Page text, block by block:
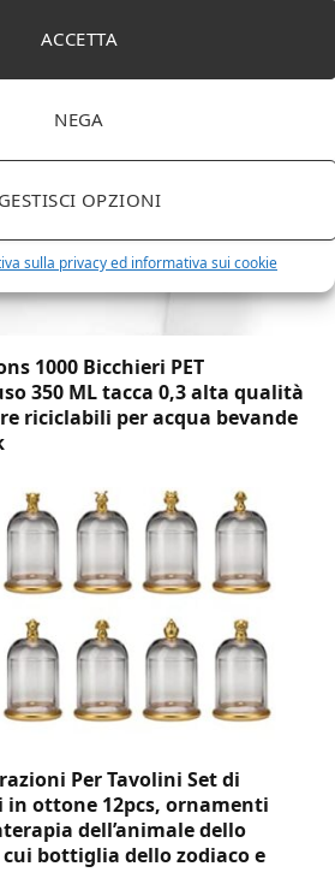
ACCETTA
NEGA
GESTISCI OPZIONI
sulla privacy ed informativa sui cookie
1000 Bicchieri PET
350 ML tacca 0,3 alta qualità
riciclabili per acqua bevande
Per Tavolini Set di
ottone 12pcs, ornamenti
dell’animale dello
bottiglia dello zodiaco e